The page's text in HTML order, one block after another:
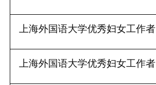
上海外国语大学优秀妇女工作者
上海外国语大学优秀妇女工作者